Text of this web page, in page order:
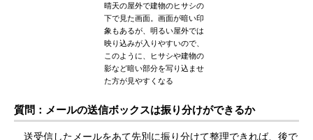
晴天の屋外で建物のヒサシの
下で見た画面。画面が暗い印
象もあるが、明るい屋外では
映り込みが入りやすいので、
このように、ヒサシや建物の
影など暗い部分を写り込ませ
た方が見やすくなる
質問：メールの送信ボックスは振り分けができるか
送受信したメールをあて先別に振り分けて整理できれば、後で